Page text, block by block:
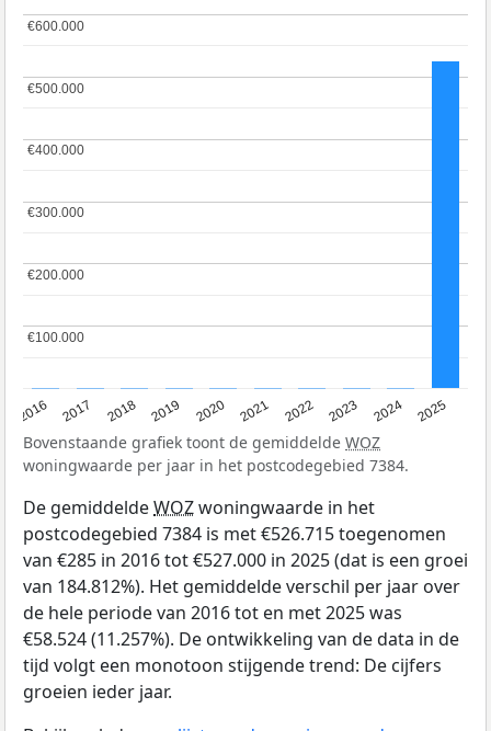
2016 2017 2018 2019 2020 2021 2022 2023 2024 2025
€100.000
€100.000
€200.000
€200.000
€300.000
€300.000
€400.000
€400.000
€500.000
€500.000
€600.000
€600.000
Bovenstaande grafiek toont de gemiddelde WOZ
woningwaarde per jaar in het postcodegebied 7384.
De gemiddeldeWOZwoningwaarde in het
postcodegebied 7384 is met €526.715 toegenomen
van €285 in 2016 tot €527.000 in 2025 (dat is een groei
van 184.812%). Het gemiddelde verschil per jaar over
de hele periode van 2016 tot en met 2025 was
€58.524 (11.257%). De ontwikkeling van de data in de
tijd volgt een monotoon stijgende trend: De cijfers
groeien ieder jaar.